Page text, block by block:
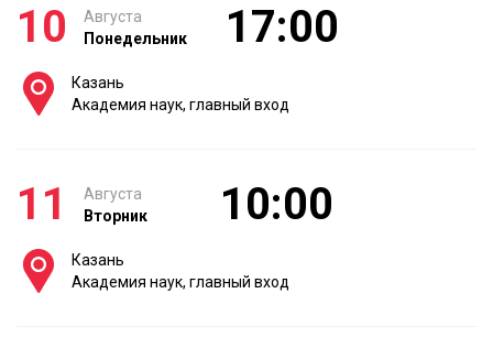
10
Августа
Понедельник
17:00
Казань
Академия наук, главный вход
11
Августа
Вторник
10:00
Казань
Академия наук, главный вход